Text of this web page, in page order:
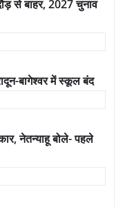
से बाहर, 2027 चुनाव
बागेश्वर में स्कूल बंद
नेतन्याहू बोले- पहले